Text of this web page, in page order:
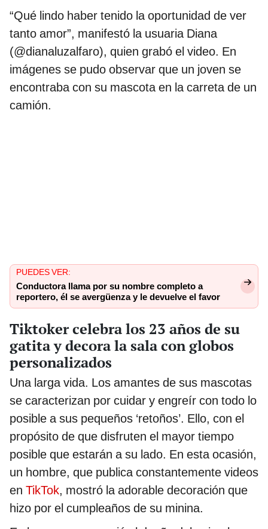
“Qué lindo haber tenido la oportunidad de ver
tanto amor”, manifestó la usuaria Diana
(@dianaluzalfaro), quien grabó el video. En
imágenes se pudo observar que un joven se
encontraba con su mascota en la carreta de un
camión.
PUEDES VER:
Conductora llama por su nombre completo a
reportero, él se avergüenza y le devuelve el favor
Tiktoker celebra los 23 años de su
gatita y decora la sala con globos
personalizados
Una larga vida. Los amantes de sus mascotas
se caracterizan por cuidar y engreír con todo lo
posible a sus pequeños ‘retoños’. Ello, con el
propósito de que disfruten el mayor tiempo
posible que estarán a su lado. En esta ocasión,
un hombre, que publica constantemente videos
en TikTok, mostró la adorable decoración que
hizo por el cumpleaños de su minina.